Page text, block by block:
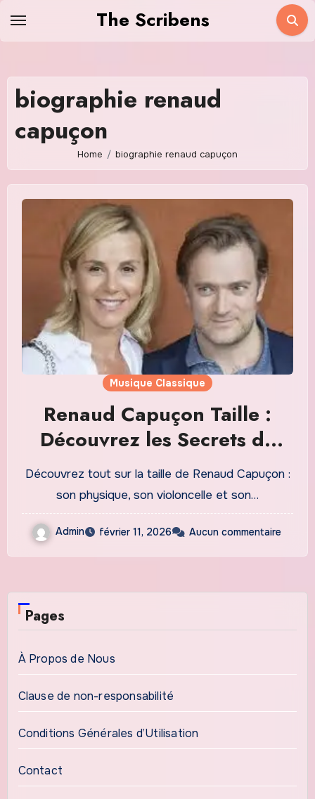
The Scribens
biographie renaud
capuçon
Home biographie renaud capuçon
Musique Classique
Renaud Capuçon Taille :
Découvrez les Secrets de
son Physique et de son
Violoncelle
Découvrez tout sur la taille de Renaud Capuçon :
son physique, son violoncelle et son…
Admin février 11, 2026 Aucun commentaire
Pages
À Propos de Nous
Clause de non-responsabilité
Conditions Générales d’Utilisation
Contact